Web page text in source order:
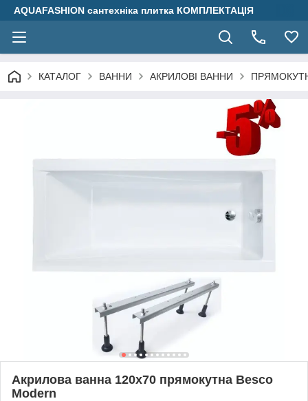
AQUAFASHION сантехніка плитка КОМПЛЕКТАЦІЯ
КАТАЛОГ ВАННИ АКРИЛОВІ ВАННИ
Акрилова ванна 120х70 прямокутна Besco
Modern